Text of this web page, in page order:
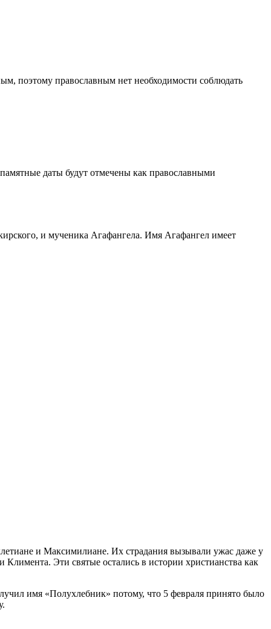
поэтому православным нет необходимости соблюдать
даты будут отмечены как православными
и мученика Агафангела. Имя Агафангел имеет
и Максимилиане. Их страдания вызывали ужас даже у
Эти святые остались в истории христианства как
имя «Полухлебник» потому, что 5 февраля принято было